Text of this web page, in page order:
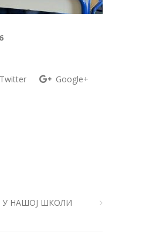
Twitter
Google+
НАШОЈ ШКОЛИ